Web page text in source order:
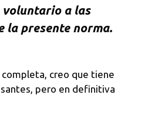
a las
la presente norma.
creo que tiene
pero en definitiva